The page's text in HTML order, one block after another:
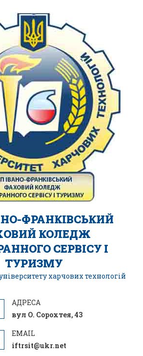
ФРАНКІВСЬКИЙ
КОЛЕДЖ
СЕРВІСУ І
ТУРИЗМУ
харчових технологій
вул О. Сорохтея, 43
iftrsit@ukr.net